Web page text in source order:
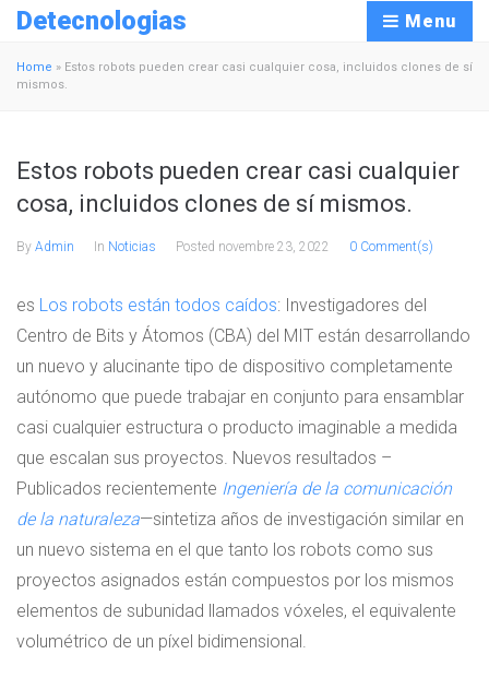
Detecnologias Menu
Home » Estos robots pueden crear casi cualquier cosa, incluidos clones de sí
mismos.
Estos robots pueden crear casi cualquier
cosa, incluidos clones de sí mismos.
By Admin In Noticias Posted novembre 23, 2022 0 Comment(s)
es Los robots están todos caídos: Investigadores del
Centro de Bits y Átomos (CBA) del MIT están desarrollando
un nuevo y alucinante tipo de dispositivo completamente
autónomo que puede trabajar en conjunto para ensamblar
casi cualquier estructura o producto imaginable a medida
que escalan sus proyectos. Nuevos resultados –
Publicados recientemente Ingeniería de la comunicación
de la naturaleza—sintetiza años de investigación similar en
un nuevo sistema en el que tanto los robots como sus
proyectos asignados están compuestos por los mismos
elementos de subunidad llamados vóxeles, el equivalente
volumétrico de un píxel bidimensional.